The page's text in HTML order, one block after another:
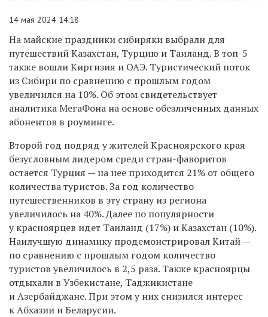
14 мая 2024 14:18
На майские праздники сибиряки выбрали для
путешествий Казахстан, Турцию и Таиланд. В топ-5
также вошли Киргизия и ОАЭ. Туристический поток
из Сибири по сравнению с прошлым годом
увеличился на 10%. Об этом свидетельствует
аналитика МегаФона на основе обезличенных данных
абонентов в роуминге.
Второй год подряд у жителей Красноярского края
безусловным лидером среди стран-фаворитов
остается Турция — на нее приходится 21% от общего
количества туристов. За год количество
путешественников в эту страну из региона
увеличилось на 40%. Далее по популярности
у красноярцев идет Таиланд (17%) и Казахстан (10%).
Наилучшую динамику продемонстрировал Китай —
по сравнению с прошлым годом количество
туристов увеличилось в 2,5 раза. Также красноярцы
отдыхали в Узбекистане, Таджикистане
и Азербайджане. При этом у них снизился интерес
к Абхазии и Беларусии.